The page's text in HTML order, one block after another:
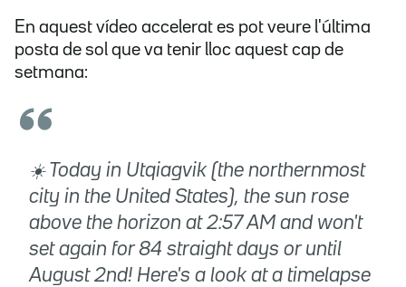
En aquest vídeo accelerat es pot veure l'última
posta de sol que va tenir lloc aquest cap de
setmana:
☀️ Today in Utqiagvik (the northernmost
city in the United States), the sun rose
above the horizon at 2:57 AM and won't
set again for 84 straight days or until
August 2nd! Here's a look at a timelapse